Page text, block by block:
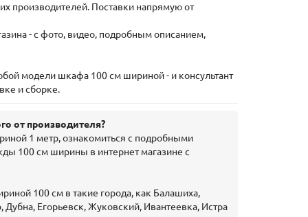
производителей. Поставки напрямую от
- с фото, видео, подробным описанием,
модели шкафа 100 см шириной - и консультант
и сборке.
от производителя?
1 метр, ознакомиться с подробными
100 см ширины в интернет магазине с
100 см в такие города, как Балашиха,
Егорьевск, Жуковский, Ивантеевка, Истра